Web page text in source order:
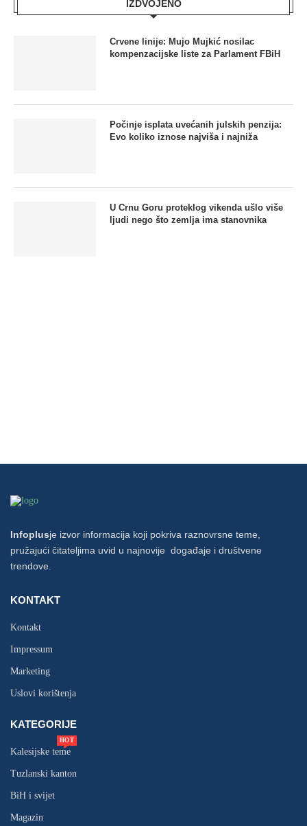
IZDVOJENO
Crvene linije: Mujo Mujkić nosilac
kompenzacijske liste za Parlament FBiH
Počinje isplata uvećanih julskih penzija:
Evo koliko iznose najviša i najniža
U Crnu Goru proteklog vikenda ušlo više
ljudi nego što zemlja ima stanovnika
Infoplusje izvor informacija koji pokriva raznovrsne teme,
pružajući čitateljima uvid u najnovije događaje i društvene
trendove.
KONTAKT
Kontakt
Impressum
Marketing
Uslovi korištenja
KATEGORIJE
Kalesijske teme
HOT
Tuzlanski kanton
BiH i svijet
Magazin